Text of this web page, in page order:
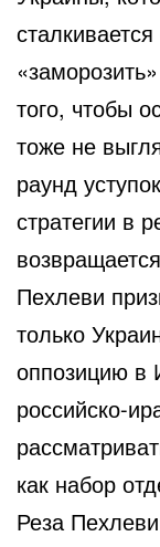
того, чтобы
тоже не
раунд
стратегии в
Пехлеви
только
оппозицию в
российско-
как набор
Реза